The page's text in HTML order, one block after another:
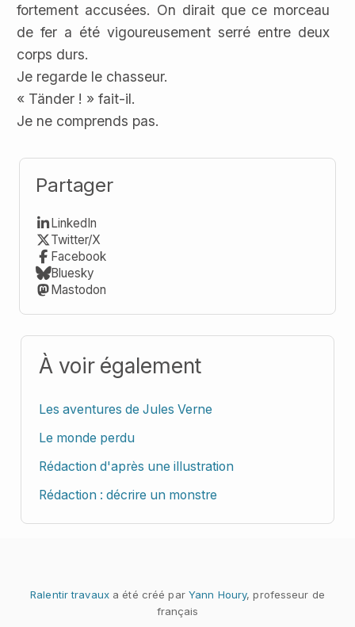
fortement accusées. On dirait que ce morceau
de fer a été vigoureusement serré entre deux
corps durs.
Je regarde le chasseur.
« Tänder ! » fait-il.
Je ne comprends pas.
Partager
LinkedIn
Twitter/X
Facebook
Bluesky
Mastodon
À voir également
Les aventures de Jules Verne
Le monde perdu
Rédaction d'après une illustration
Rédaction : décrire un monstre
Ralentir travauxa été créé par Yann Houry, professeur de
français